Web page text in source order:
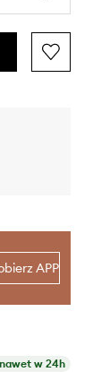
APP
w 24h